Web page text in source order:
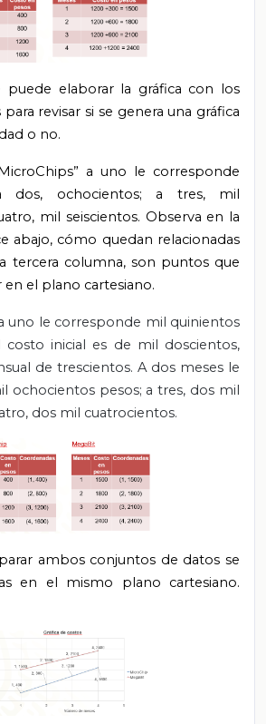
puede elaborar la gráfica con los
revisar si se genera una gráfica
o no.
a uno le corresponde
dos, ochocientos; a tres, mil
mil seiscientos. Observa en la
abajo, cómo quedan relacionadas
tercera columna, son puntos que
el plano cartesiano.
a uno le corresponde mil quinientos
costo inicial es de mil doscientos,
de trescientos. A dos meses le
ochocientos pesos; a tres, dos mil
dos mil cuatrocientos.
ambos conjuntos de datos se
en el mismo plano cartesiano.